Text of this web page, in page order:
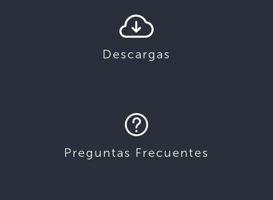
Descargas
Preguntas Frecuentes